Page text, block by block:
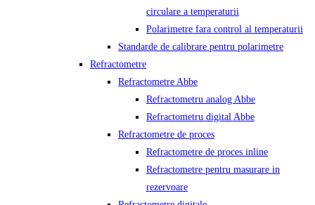
circulare a temperaturii
Polarimetre fara control al temperaturii
Standarde de calibrare pentru polarimetre
Refractometre
Refractometre Abbe
Refractometru analog Abbe
Refractometru digital Abbe
Refractometre de proces
Refractometre de proces inline
Refractometre pentru masurare in
rezervoare